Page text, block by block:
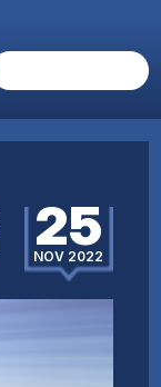
25
NOV 2022